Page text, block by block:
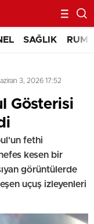
SAĞLIK RUM
3, 2026 17:52
Gösterisi
fethi
kesen bir
görüntülerde
uçuş izleyenleri